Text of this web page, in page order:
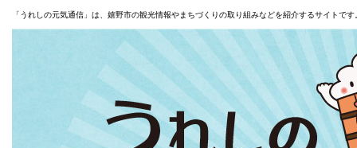
「うれしの元気通信」は、嬉野市の観光情報やまちづくりの取り組みなどを紹介するサイトです